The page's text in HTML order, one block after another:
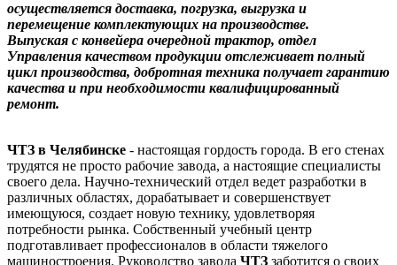
осуществляется доставка, погрузка, выгрузка и
перемещение комплектующих на производстве.
Выпуская с конвейера очередной трактор, отдел
Управления качеством продукции отслеживает полный
цикл производства, добротная техника получает гарантию
качества и при необходимости квалифицированный
ремонт.
ЧТЗ в Челябинске - настоящая гордость города. В его стенах
трудятся не просто рабочие завода, а настоящие специалисты
своего дела. Научно-технический отдел ведет разработки в
различных областях, дорабатывает и совершенствует
имеющуюся, создает новую технику, удовлетворяя
потребности рынка. Собственный учебный центр
подготавливает профессионалов в области тяжелого
машиностроения. Руководство завода ЧТЗ заботится о своих